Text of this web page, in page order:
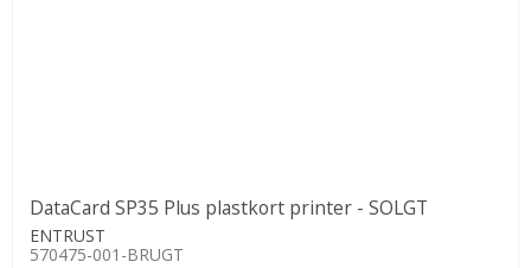
DataCard SP35 Plus plastkort printer - SOLGT
ENTRUST
570475-001-BRUGT